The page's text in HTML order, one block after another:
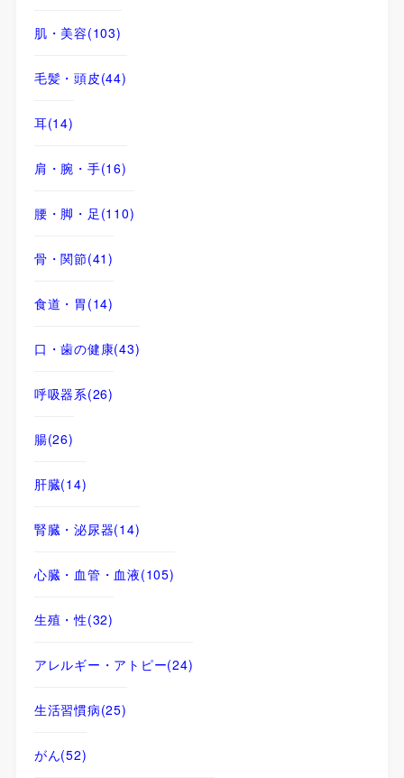
肌・美容(103)
毛髪・頭皮(44)
耳(14)
肩・腕・手(16)
腰・脚・足 (110)
骨・関節(41)
食道・胃 (14)
口・歯の健康(43)
呼吸器系(26)
腸(26)
肝臓(14)
腎臓・泌尿器(14)
心臓・血管・血液(105)
生殖・性(32)
アレルギー・アトピー(24)
生活習慣病(25)
がん(52)